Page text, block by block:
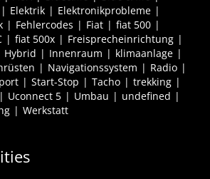
Elektrik
Elektronikprobleme
Fehlercodes Fiat
fiat 500
fiat 500x
Freisprecheinrichtung
Hybrid Innenraum
klimaanlage
Navigationssystem
Radio
Start-Stop Tacho
trekking
Uconnect 5 Umbau
undefined
Werkstatt